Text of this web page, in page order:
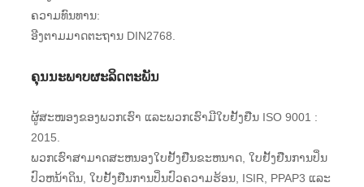
ຄວາມທົນທານ:
ອີງຕາມມາດຕະຖານ DIN2768.
ຄຸນນະພາບຜະລິດຕະພັນ
ຜູ້ສະໜອງຂອງພວກເຮົາ ແລະພວກເຮົາມີໃບຢັ້ງຢືນ ISO 9001 :
2015.
ພວກເຮົາສາມາດສະຫນອງໃບຢັ້ງຢືນຂະຫນາດ, ໃບຢັ້ງຢືນການປິ່ນ
ປົວຫນ້າດິນ, ໃບຢັ້ງຢືນການປິ່ນປົວຄວາມຮ້ອນ, ISIR, PPAP3 ແລະ